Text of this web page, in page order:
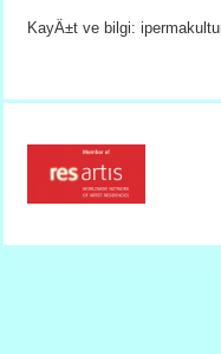
KayÄ±t ve bilgi: